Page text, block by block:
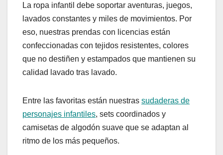
La ropa infantil debe soportar aventuras, juegos,
lavados constantes y miles de movimientos. Por
eso, nuestras prendas con licencias están
confeccionadas con tejidos resistentes, colores
que no destiñen y estampados que mantienen su
calidad lavado tras lavado.
Entre las favoritas están nuestras sudaderas de
personajes infantiles, sets coordinados y
camisetas de algodón suave que se adaptan al
ritmo de los más pequeños.